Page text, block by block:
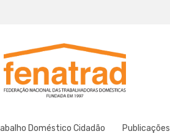
Fenatrad
Nacional das Trabalhadoras Domésticas
Doméstico Cidadão Publicações